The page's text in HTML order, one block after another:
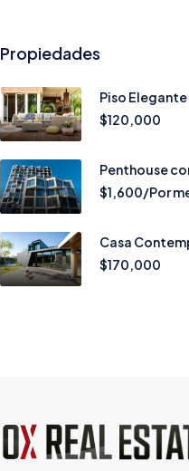
Propiedades
Piso Elegante
$120,000
Penthouse
$1,600/Por
Casa
$170,000